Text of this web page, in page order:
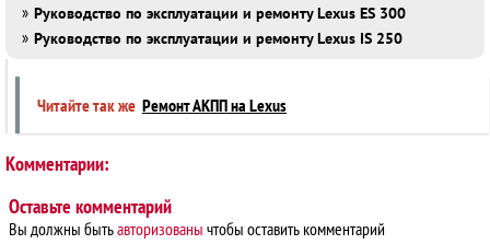
» Руководство по эксплуатации и ремонту Lexus ES 300
» Руководство по эксплуатации и ремонту Lexus IS 250
Читайте так же Ремонт АКПП на Lexus
Комментарии:
Оставьте комментарий
Вы должны бытьавторизованы чтобы оставить комментарий